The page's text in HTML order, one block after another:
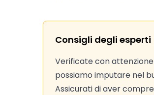
Consigli degli esperti
Verificate con attenzione
possiamo imputare nel
Assicurati di aver